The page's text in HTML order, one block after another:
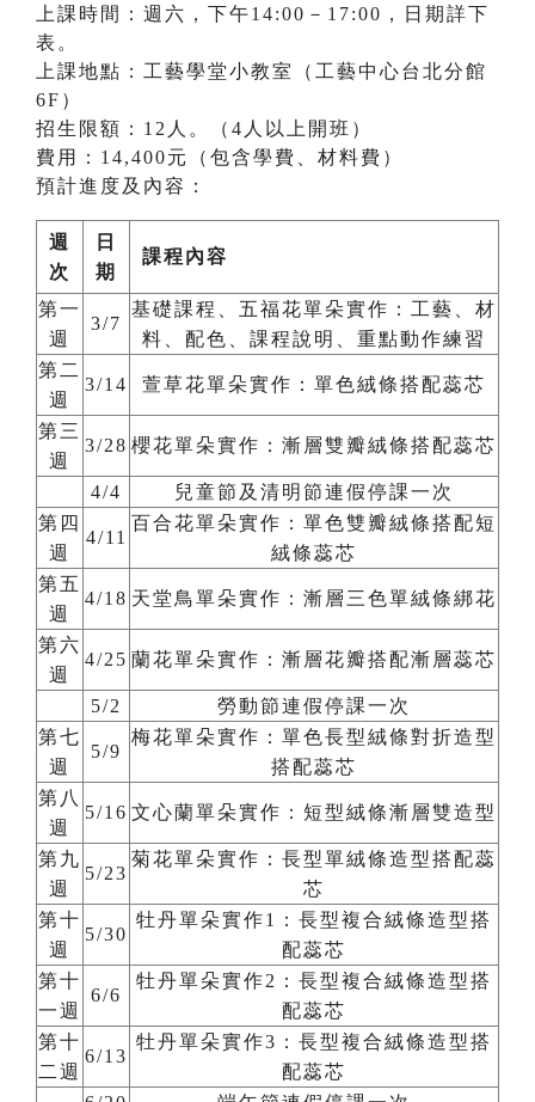
上課時間：週六，下午14:00－17:00，日期詳下
表。
上課地點：工藝學堂小教室（工藝中心台北分館
6F）
招生限額：12人。（4人以上開班）
費用：14,400元（包含學費、材料費）
預計進度及內容：
週
次
日
期
課程內容
第一
週
3/7
基礎課程、五福花單朵實作：工藝、材
料、配色、課程說明、重點動作練習
第二
週
3/14 萱草花單朵實作：單色絨條搭配蕊芯
第三
週
3/28 櫻花單朵實作：漸層雙瓣絨條搭配蕊芯
4/4
兒童節及清明節連假停課一次
第四
週
4/11
百合花單朵實作：單色雙瓣絨條搭配短
絨條蕊芯
第五
週
4/18 天堂鳥單朵實作：漸層三色單絨條綁花
第六
週
4/25 蘭花單朵實作：漸層花瓣搭配漸層蕊芯
5/2
勞動節連假停課一次
第七
週
5/9
梅花單朵實作：單色⾧型絨條對折造型
搭配蕊芯
第八
週
5/16 文心蘭單朵實作：短型絨條漸層雙造型
第九
週
5/23
菊花單朵實作：⾧型單絨條造型搭配蕊
芯
第十
週
5/30
牡丹單朵實作1：⾧型複合絨條造型搭
配蕊芯
第十
一週
6/6
牡丹單朵實作2：⾧型複合絨條造型搭
配蕊芯
第十
二週
6/13
牡丹單朵實作3：⾧型複合絨條造型搭
配蕊芯